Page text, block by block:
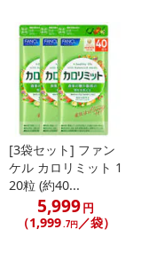
[3袋セット] ファン
ケル カロリミット 1
20粒 (約40...
5,999円
（1,999 .7円／袋）